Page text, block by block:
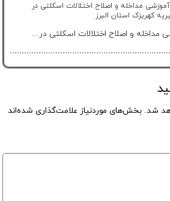
آموزشی مداخله و اصلاح اختلالات اسکلتی در
کهریزک استان البرز
مداخله و اصلاح اختلالات اسکلتی در...
شد. بخش‌های موردنیاز علامت‌گذاری شده‌اند